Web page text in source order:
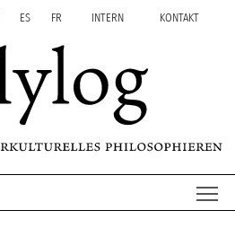
ES FR INTERN KONTAKT